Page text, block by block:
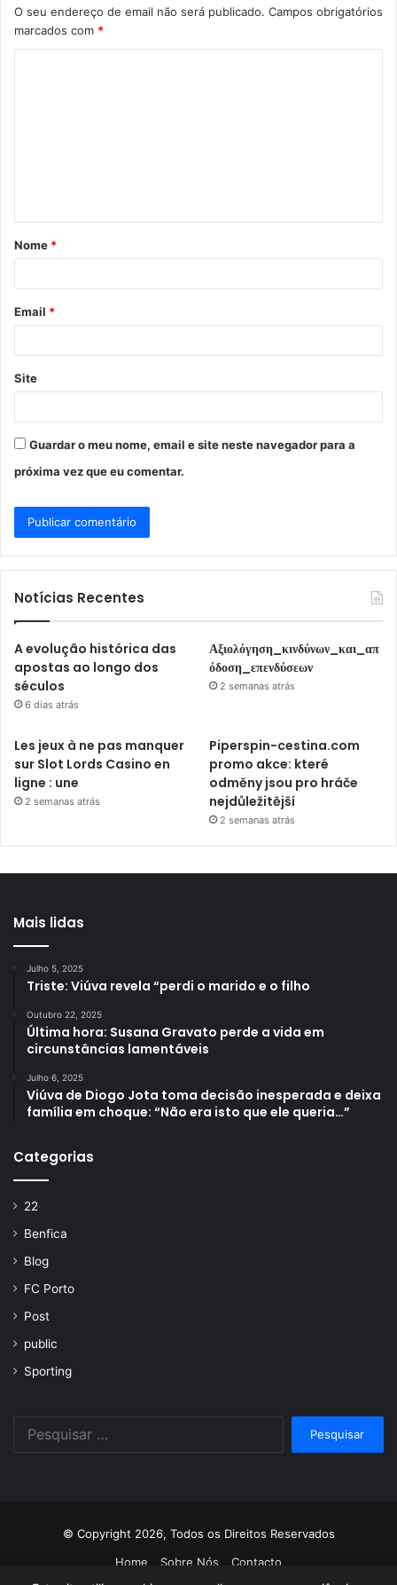
O seu endereço de email não será publicado. Campos obrigatórios
marcados com *
á
r
*
Nome *
Email *
Site
Guardar o meu nome, email e site neste navegador para a
próxima vez que eu comentar.
Notícias Recentes
A evolução histórica das
apostas ao longo dos
séculos
6 dias atrás
Αξιολόγηση_κινδύνων_και_απ
όδοση_επενδύσεων
2 semanas atrás
Les jeux à ne pas manquer
sur Slot Lords Casino en
ligne : une
2 semanas atrás
Piperspin-cestina.com
promo akce: které
odměny jsou pro hráče
nejdůležitější
2 semanas atrás
Mais lidas
Julho 5, 2025
Triste: Viúva revela “perdi o marido e o filho
Outubro 22, 2025
Última hora: Susana Gravato perde a vida em
circunstâncias lamentáveis
Julho 6, 2025
Viúva de Diogo Jota toma decisão inesperada e deixa
família em choque: “Não era isto que ele queria…”
Categorias
22
Benfica
Blog
FC Porto
Post
public
Sporting
© Copyright 2026, Todos os Direitos Reservados
Home
Sobre Nós Contacto